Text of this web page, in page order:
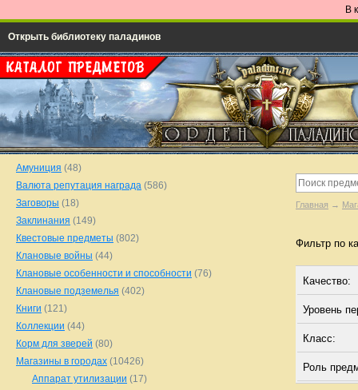
В
Открыть библиотеку паладинов
Главная →
Фильтр по
Качество:
Уровень
Класс:
Роль
Амуниция (48)
Валюта репутация награда (586)
Заговоры (18)
Заклинания (149)
Квестовые предметы (802)
Клановые войны (44)
Клановые особенности и способности (76)
Клановые подземелья (402)
Книги (121)
Коллекции (44)
Корм для зверей (80)
Магазины в городах (10426)
Аппарат утилизации (17)